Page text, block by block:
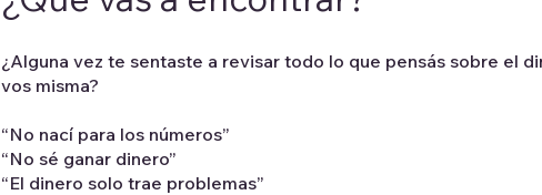
¿Alguna vez te sentaste a revisar todo lo que pensás sobre el
vos misma?
“No nací para los números”
“No sé ganar dinero”
“El dinero solo trae problemas”